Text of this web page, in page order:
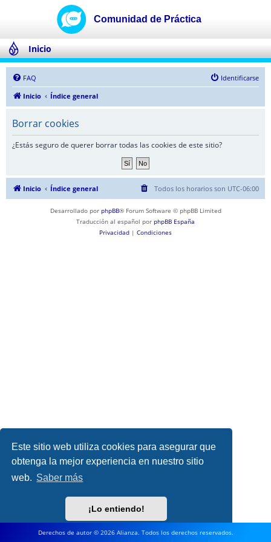
Este sitio web utiliza cookies para asegurar que
obtenga la mejor experiencia en nuestro sitio
web. Saber más
¡Lo entiendo!
Inicio
FAQ
Identificarse
Inicio
Índice general
Borrar cookies
¿Estás seguro de querer borrar todas las cookies de este sitio?
Inicio Índice general Todos los horarios son UTC-06:00
Desarrollado por phpBB® Forum Software © phpBB Limited
Traducción al español por phpBB España
Privacidad | Condiciones
Derechos de autor © 2026 Alianza. Todos los derechos reservados.